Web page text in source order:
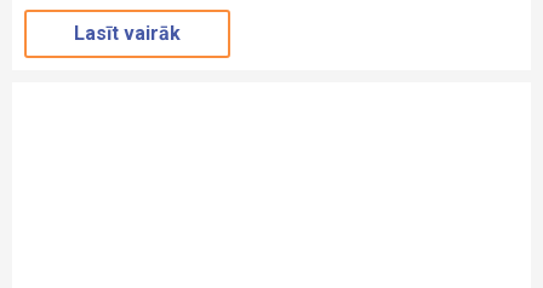
Lasīt vairāk